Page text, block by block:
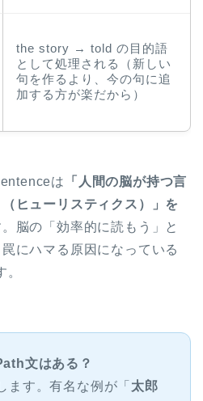
the story → told の目的語
として処理される（新しい
句を作るより、今の句に追
加する方が楽だから）
は
「人間の脳が持つ言
ヒューリスティクス）」を
脳の「効率的に読もう」と
にハマる原因になっている
文はある？
ます。有名な例が「 太郎